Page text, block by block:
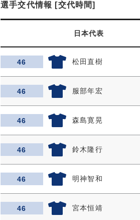
選手交代情報 [交代時間]
日本代表
46 松田直樹
46 服部年宏
46 森島寛晃
46 鈴木隆行
46 明神智和
46 宮本恒靖